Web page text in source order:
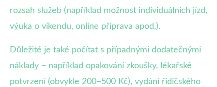
rozsah služeb (například možnost individuálních jízd,
výuka o víkendu, online příprava apod.).
Důležité je také počítat s případnými dodatečnými
náklady – například opakování zkoušky, lékařské
potvrzení (obvykle 200–500 Kč), vydání řidičského